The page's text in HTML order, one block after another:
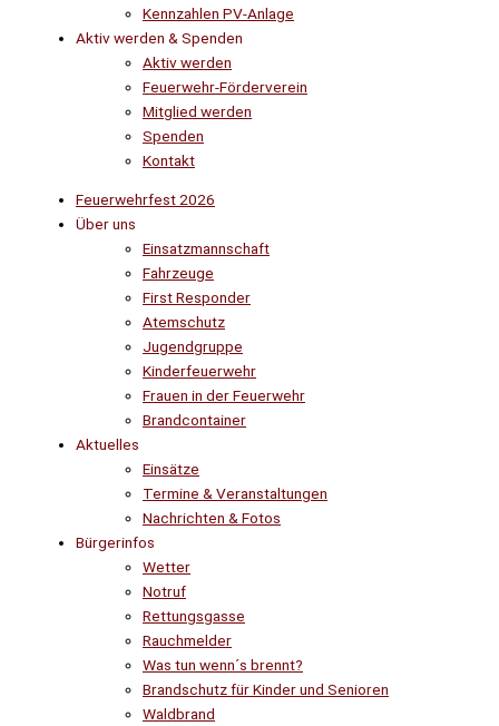
Kennzahlen PV-Anlage
Aktiv werden & Spenden
Aktiv werden
Feuerwehr-Förderverein
Mitglied werden
Spenden
Kontakt
Feuerwehrfest 2026
Über uns
Einsatzmannschaft
Fahrzeuge
First Responder
Atemschutz
Jugendgruppe
Kinderfeuerwehr
Frauen in der Feuerwehr
Brandcontainer
Aktuelles
Einsätze
Termine & Veranstaltungen
Nachrichten & Fotos
Bürgerinfos
Wetter
Notruf
Rettungsgasse
Rauchmelder
Was tun wenn´s brennt?
Brandschutz für Kinder und Senioren
Waldbrand